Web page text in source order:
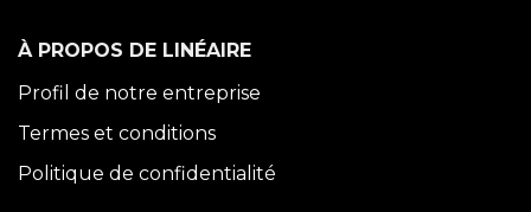
À PROPOS DE LINÉAIRE
Profil de notre entreprise
Termes et conditions
Politique de confidentialité